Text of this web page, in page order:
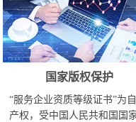
国家版权保护
“服务企业资质等级证书”为
产权，受中国人民共和国国